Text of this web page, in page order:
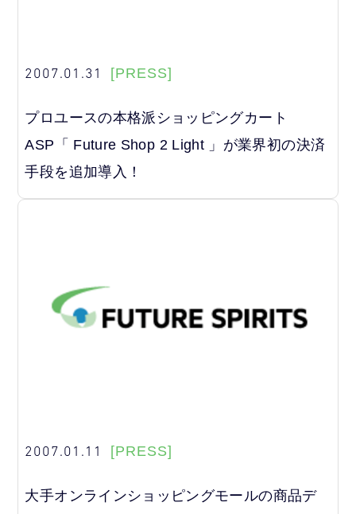
2007.01.31 [PRESS]
プロユースの本格派ショッピングカート
ASP「 Future Shop 2 Light 」が業界初の決済
手段を追加導入！
2007.01.11 [PRESS]
大手オンラインショッピングモールの商品デ